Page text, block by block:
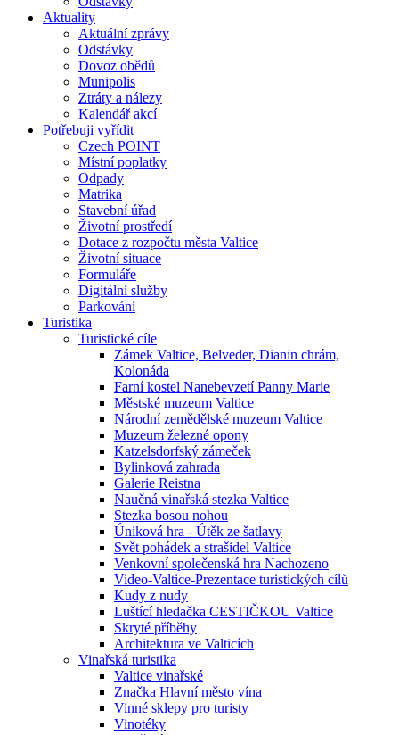
Aktuality
Aktuální zprávy
Odstávky
Dovoz obědů
Munipolis
Ztráty a nálezy
Kalendář akcí
Potřebuji vyřídit
Czech POINT
Místní poplatky
Odpady
Matrika
Stavební úřad
Životní prostředí
Dotace z rozpočtu města Valtice
Životní situace
Formuláře
Digitální služby
Parkování
Turistika
Turistické cíle
Zámek Valtice, Belveder, Dianin chrám,
Kolonáda
Farní kostel Nanebevzetí Panny Marie
Městské muzeum Valtice
Národní zemědělské muzeum Valtice
Muzeum železné opony
Katzelsdorfský zámeček
Bylinková zahrada
Galerie Reistna
Naučná vinařská stezka Valtice
Stezka bosou nohou
Úniková hra - Útěk ze šatlavy
Svět pohádek a strašidel Valtice
Venkovní společenská hra Nachozeno
Video-Valtice-Prezentace turistických cílů
Kudy z nudy
Luštící hledačka CESTIČKOU Valtice
Skryté příběhy
Architektura ve Valticích
Vinařská turistika
Valtice vinařské
Značka Hlavní město vína
Vinné sklepy pro turisty
Vinotéky